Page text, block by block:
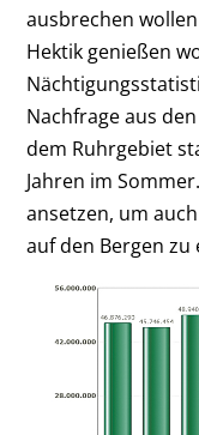
ausbrechen
Hektik genießen
Nachfrage aus
dem Ruhrgebiet
Jahren im
ansetzen, um
auf den Bergen zu